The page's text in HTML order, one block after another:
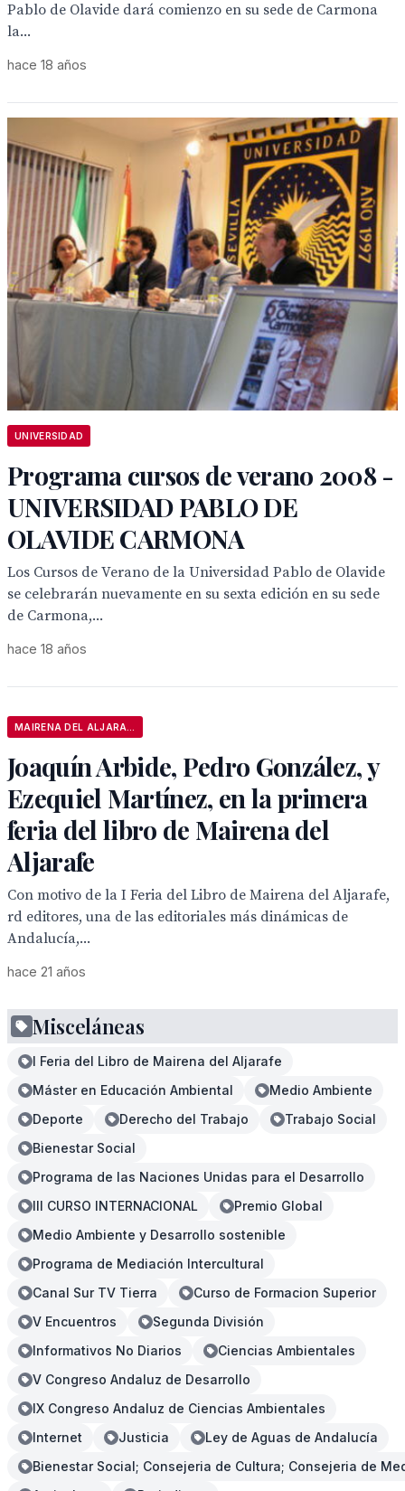
Pablo de Olavide dará comienzo en su sede de Carmona
la...
hace 18 años
UNIVERSIDAD
Programa cursos de verano 2008 -
UNIVERSIDAD PABLO DE
OLAVIDE CARMONA
Los Cursos de Verano de la Universidad Pablo de Olavide
se celebrarán nuevamente en su sexta edición en su sede
de Carmona,...
hace 18 años
Joaquín Arbide, Pedro González, y
Ezequiel Martínez, en la primera
feria del libro de Mairena del
Aljarafe
Con motivo de la I Feria del Libro de Mairena del Aljarafe,
rd editores, una de las editoriales más dinámicas de
Andalucía,...
hace 21 años
Misceláneas
I Feria del Libro de Mairena del Aljarafe
Máster en Educación Ambiental
Medio Ambiente
Deporte
Derecho del Trabajo
Trabajo Social
Bienestar Social
Programa de las Naciones Unidas para el Desarrollo
III CURSO INTERNACIONAL
Premio Global
Medio Ambiente y Desarrollo sostenible
Programa de Mediación Intercultural
Canal Sur TV Tierra
Curso de Formacion Superior
V Encuentros
Segunda División
Informativos No Diarios
Ciencias Ambientales
V Congreso Andaluz de Desarrollo
IX Congreso Andaluz de Ciencias Ambientales
Internet
Justicia
Ley de Aguas de Andalucía
Bienestar Social; Consejeria de Cultura; Consejeria de